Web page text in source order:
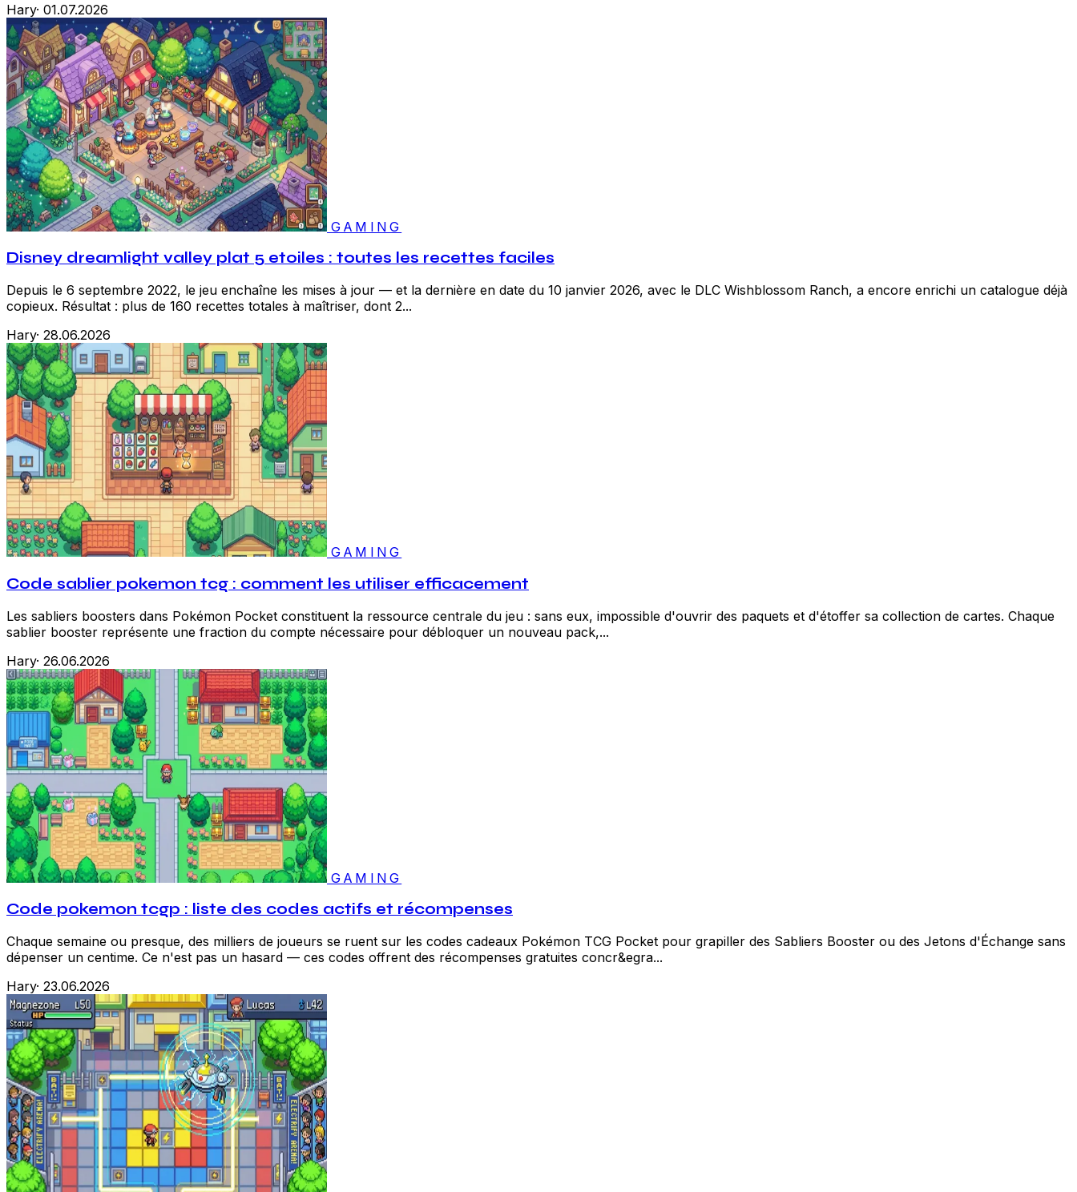
Hary· 01.07.2026
GAMING
Disney dreamlight valley plat 5 etoiles : toutes les recettes faciles
Depuis le 6 septembre 2022, le jeu enchaîne les mises à jour — et la dernière en date du 10 janvier 2026, avec le DLC Wishblossom Ranch, a encore enrichi un catalogue déjà
copieux. Résultat : plus de 160 recettes totales à maîtriser, dont 2...
Hary· 28.06.2026
GAMING
Code sablier pokemon tcg : comment les utiliser efficacement
Les sabliers boosters dans Pokémon Pocket constituent la ressource centrale du jeu : sans eux, impossible d'ouvrir des paquets et d'étoffer sa collection de cartes. Chaque
sablier booster représente une fraction du compte nécessaire pour débloquer un nouveau pack,...
Hary· 26.06.2026
GAMING
Code pokemon tcgp : liste des codes actifs et récompenses
Chaque semaine ou presque, des milliers de joueurs se ruent sur les codes cadeaux Pokémon TCG Pocket pour grapiller des Sabliers Booster ou des Jetons d'Échange sans
dépenser un centime. Ce n'est pas un hasard — ces codes offrent des récompenses gratuites concr&egra...
Hary· 23.06.2026